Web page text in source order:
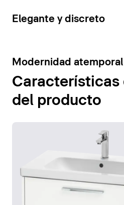
15
Elegante y discreto
10
Modernidad atemporal
Características
del producto